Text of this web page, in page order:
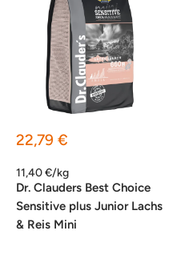
Sonderpreis
22,79 €
11,40 €/kg
Dr. Clauders Best Choice
Sensitive plus Junior Lachs
& Reis Mini